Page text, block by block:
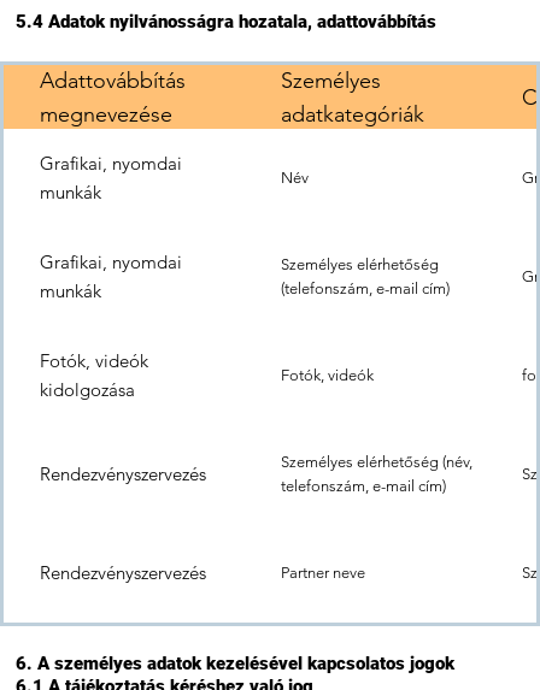
Adattovábbítás
megnevezése
Személyes
adatkategóriák
Grafikai, nyomdai
munkák
Név
Grafikai, nyomdai
munkák
Személyes elérhetőség
(telefonszám, e-mail cím)
Fotók, videók
kidolgozása
Fotók, videók
Rendezvényszervezés
Személyes elérhetőség (név,
telefonszám, e-mail cím)
Rendezvényszervezés Partner neve
5.4 Adatok nyilvánosságra hozatala, adattovábbítás
6. A személyes adatok kezelésével kapcsolatos jogok